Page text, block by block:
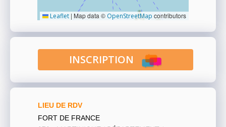
Leaflet | Map data © OpenStreetMap contributors
INSCRIPTION
LIEU DE RDV
FORT DE FRANCE